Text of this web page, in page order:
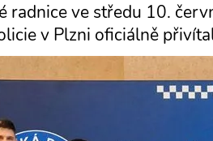
radnice ve středu 10.
v Plzni oficiálně